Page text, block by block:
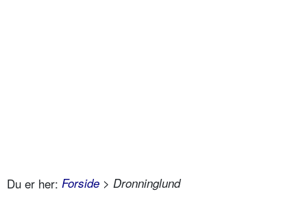
Du er her: Forside > Dronninglund